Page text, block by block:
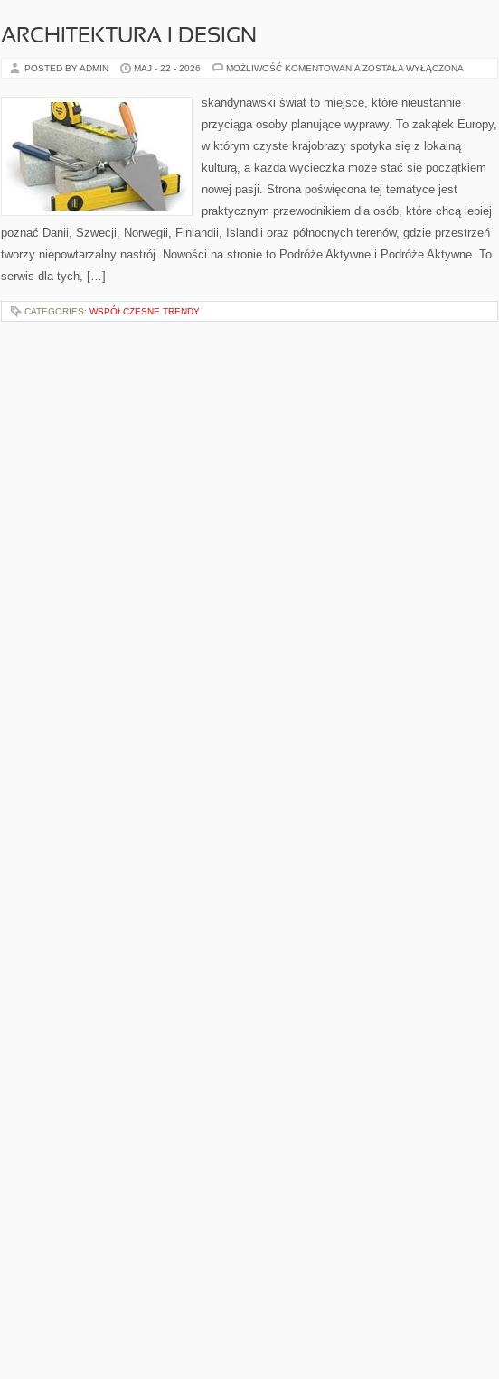
ARCHITEKTURA I DESIGN
POSTED BY ADMIN MAJ - 22 - 2026 MOŻLIWOŚĆ KOMENTOWANIA ARCHITEKTURA
ZOSTAŁA WYŁĄCZONA
skandynawski świat to miejsce, które nieustannie
przyciąga osoby planujące wyprawy. To zakątek Europy,
w którym czyste krajobrazy spotyka się z lokalną
kulturą, a każda wycieczka może stać się początkiem
nowej pasji. Strona poświęcona tej tematyce jest
praktycznym przewodnikiem dla osób, które chcą lepiej
poznać Danii, Szwecji, Norwegii, Finlandii, Islandii oraz północnych terenów, gdzie przestrzeń
tworzy niepowtarzalny nastrój. Nowości na stronie to Podróże Aktywne i Podróże Aktywne. To
serwis dla tych, […]
CATEGORIES: WSPÓŁCZESNE TRENDY